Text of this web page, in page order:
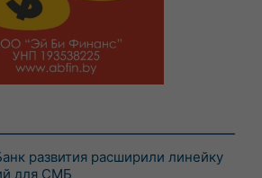
развития расширили линейку
для СМБ